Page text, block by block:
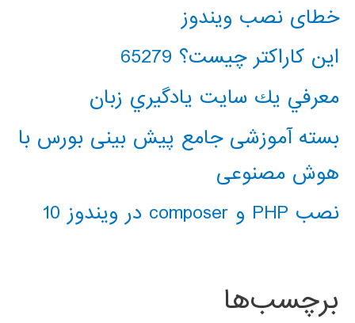
خطای نصب ویندوز
این کاراکتر چیست؟ 65279
معرفي يك سايت يادگيري زبان
بسته آموزشی جامع پیش بینی بورس با
هوش مصنوعی
نصب PHP و composer در ویندوز 10
برچسب‌ها